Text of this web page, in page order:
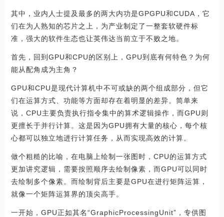
其中，业内人士提及最多的两大内功是GPGPU和CUDA，它
们在为人熟知的芯片之上，为产业制定了一整套软硬件标
准，强大的软件生态也让英伟达当前立于不败之地。
首先，回到GPU和CPU的区别上，GPU到底有何特色？为何
能从配角成为主角？
GPU和CPU是现代计算机中不可或缺的两个组成部分，但它
们在运算方式、功能等方面却存在着明显的差异。简单来
说，CPU主要负责执行指令集中的算术逻辑操作，而GPU则
更擅长于并行计算。这是因为GPU拥有大量的核心，每个核
心都可以独立地进行计算任务，从而实现高效的计算。
做个粗糙的比喻，在电脑上绘制一张图时，CPU的运算方式
更加讲究逻辑，需要按照顺序去绘制像素，而GPU可以同时
去绘制多个像素。而绘制背后主要是GPU在进行矩阵运算，
就像一个矩阵运算界的顶尖高手。
一开始，GPU正如其名“GraphicProcessingUnit”，专供图